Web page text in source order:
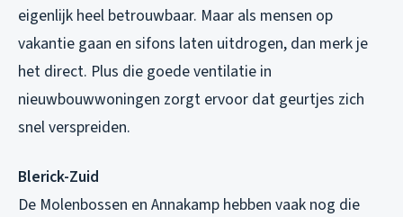
eigenlijk heel betrouwbaar. Maar als mensen op
vakantie gaan en sifons laten uitdrogen, dan merk je
het direct. Plus die goede ventilatie in
nieuwbouwwoningen zorgt ervoor dat geurtjes zich
snel verspreiden.
Blerick-Zuid
De Molenbossen en Annakamp hebben vaak nog die